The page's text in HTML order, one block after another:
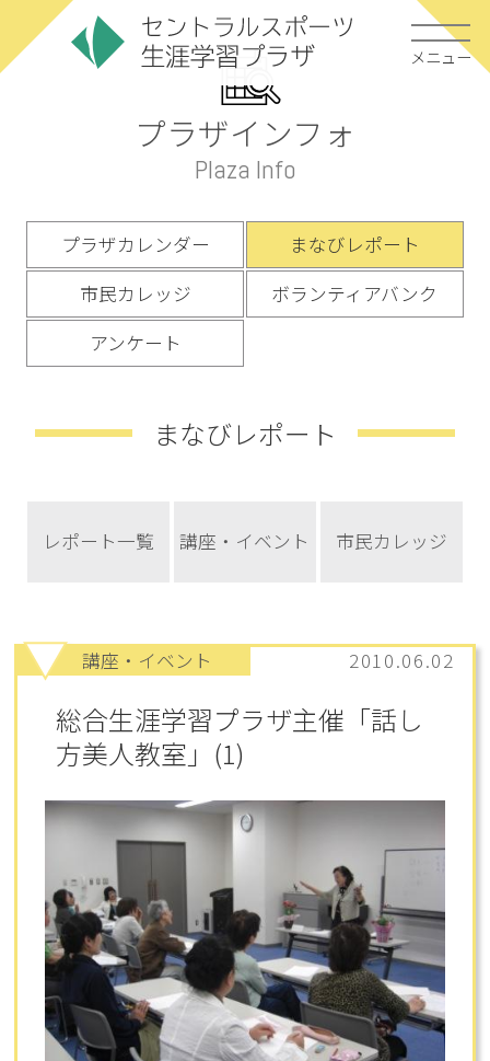
メニュー
プラザインフォ
Plaza Info
まなびレポート
プラザカレンダー
まなびレポート
市民カレッジ
ボランティアバンク
アンケート
レポート一覧 講座・イベント 市民カレッジ
講座・イベント 2010.06.02
総合生涯学習プラザ主催「話し
方美人教室」(1)